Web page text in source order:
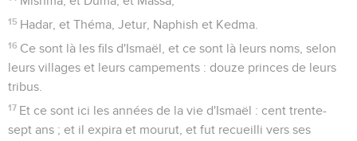
15 Hadar, et Théma, Jetur, Naphish et Kedma.
16 Ce sont là les fils d'Ismaël, et ce sont là leurs noms, selon
leurs villages et leurs campements : douze princes de leurs
tribus.
17 Et ce sont ici les années de la vie d'Ismaël : cent trente-
sept ans ; et il expira et mourut, et fut recueilli vers ses